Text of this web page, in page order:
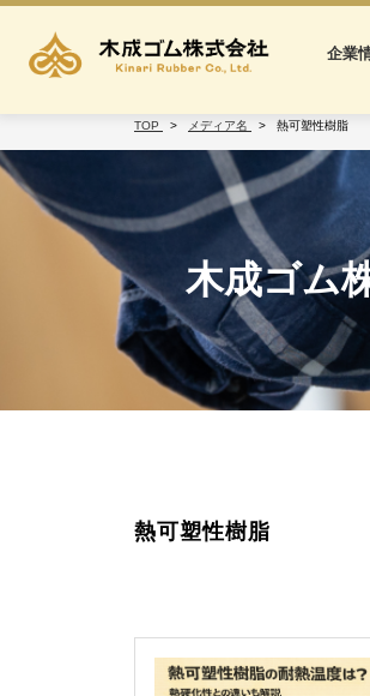
企業
TOP メディア名 熱可塑性樹脂
木成ゴム
熱可塑性樹脂